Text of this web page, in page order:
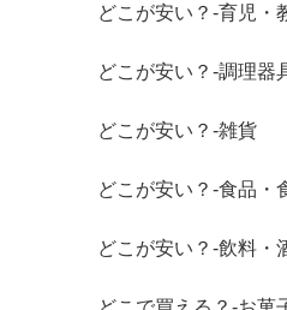
どこが安い？-育児・
どこが安い？-調理器
どこが安い？-雑貨
どこが安い？-食品・
どこが安い？-飲料・